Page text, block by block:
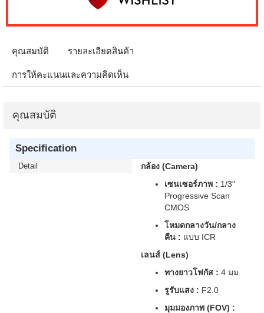
คุณสมบัติ รายละเอียดสินค้า
การให้คะแนนและความคิดเห็น
คุณสมบัติ
Specification
Detail
กล้อง (Camera)
เซนเซอร์ภาพ : 1/3"
Progressive Scan
CMOS
โหมดกลางวัน/กลาง
คืน : แบบ ICR
เลนส์ (Lens)
ทางยาวโฟกัส : 4 มม.
รูรับแสง : F2.0
มุมมองภาพ (FOV) :